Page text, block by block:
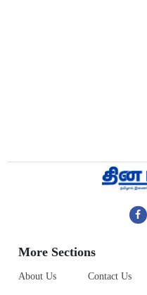
More Sections
About Us Contact Us